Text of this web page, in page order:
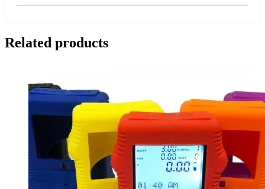
Related products